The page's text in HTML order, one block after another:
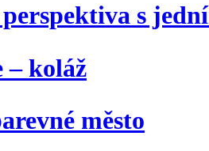
s
– koláž
město